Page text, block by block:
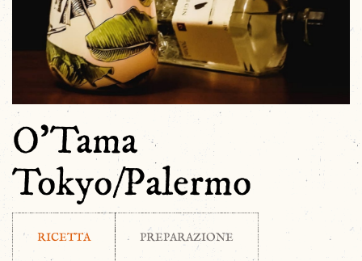
O’Tama
Tokyo/Palermo
RICETTA PREPARAZIONE